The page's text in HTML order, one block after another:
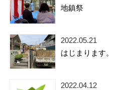
地鎮祭
2022.05.21
はじまります。
2022.04.12